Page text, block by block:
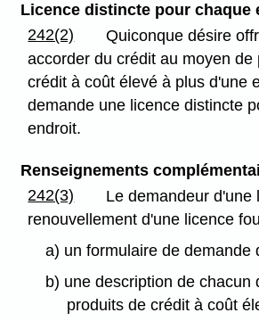
Licence distincte pour chaque
242(2)
Quiconque désire
accorder du crédit au moyen de
crédit à coût élevé à plus d'une
demande une licence distincte
endroit.
Renseignements
242(3)
Le demandeur d'une
renouvellement d'une licence
a) un formulaire de demande
b) une description de chacun
produits de crédit à coût